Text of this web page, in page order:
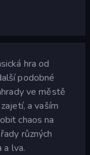
hra od
podobné
ve městě
a vaším
chaos na
různých
a lva.